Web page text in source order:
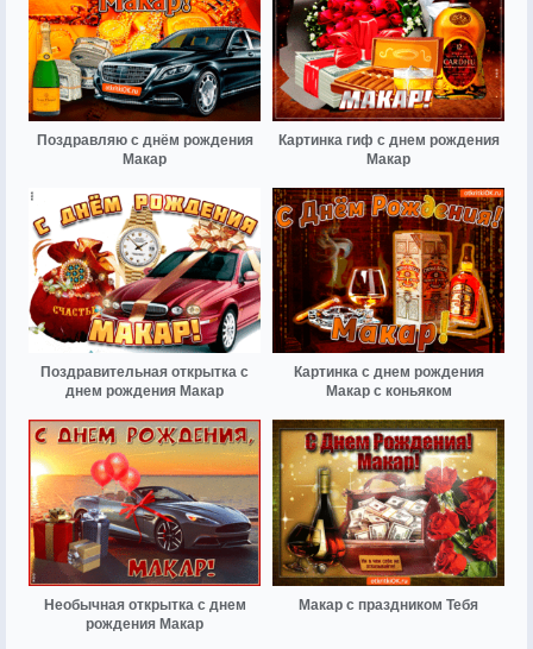
Поздравляю с днём рождения
Макар
Картинка гиф с днем рождения
Макар
Поздравительная открытка с
днем рождения Макар
Картинка с днем рождения
Макар с коньяком
Необычная открытка с днем
рождения Макар
Макар с праздником Тебя